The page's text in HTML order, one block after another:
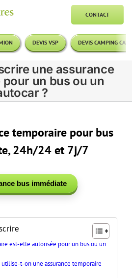
CONTACT
DEVIS VSP DEVIS CAMPING CAR
une assurance
un bus ou un
?
temporaire pourbus
24h/24 et 7j/7
bus immédiate
est-elle autorisée pour un bus ou un
t-on une assurance temporaire